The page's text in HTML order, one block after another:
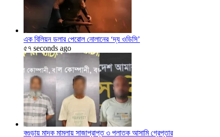
এক বিলিয়ন ডলার পেরোল নোলানের ‘দ্য ওডিসি’
৫৭ seconds ago
বগুড়ায় মাদক মামলায় সাজাপ্রাপ্ত ৩ পলাতক আসামি গ্রেপ্তার